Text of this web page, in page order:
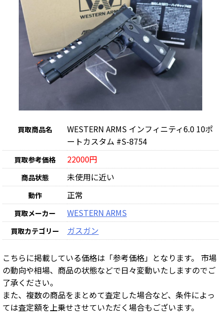
買取商品名
WESTERN ARMS インフィニティ6.0 10ポ
ートカスタム #S-8754
買取参考価格 22000円
商品状態 未使用に近い
動作 正常
買取メーカー WESTERN ARMS
買取カテゴリー ガスガン
こちらに掲載している価格は「参考価格」となります。 市場
の動向や相場、商品の状態などで日々変動いたしますのでご
了承ください。
また、複数の商品をまとめて査定した場合など、条件によっ
ては査定額を上乗せさせていただく場合もございます。